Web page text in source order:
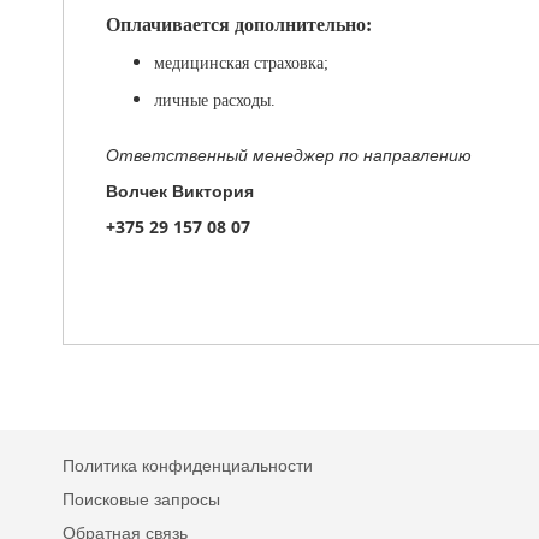
Оплачивается дополнительно:
медицинская страховка;
личные расходы.
Ответственный менеджер по направлению
Волчек Виктория
+375 29 157 08 07
Политика конфиденциальности
Поисковые запросы
Обратная связь